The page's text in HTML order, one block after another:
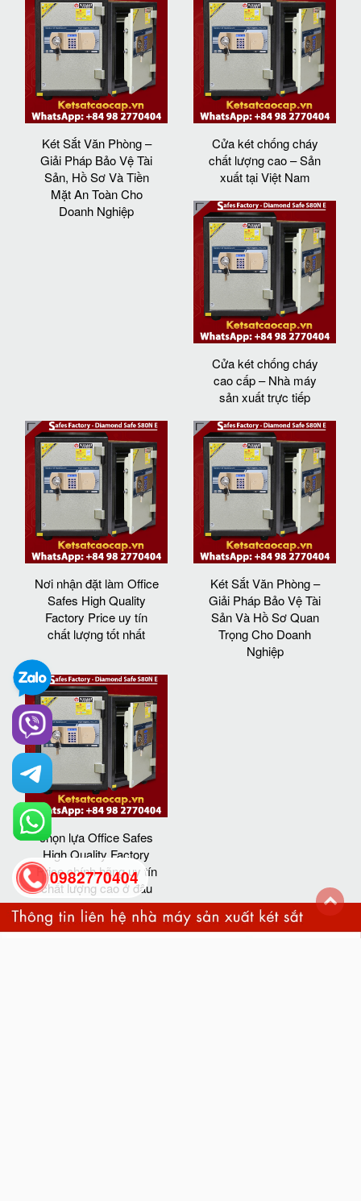
Két Sắt Văn Phòng –
Giải Pháp Bảo Vệ Tài
Sản, Hồ Sơ Và Tiền
Mặt An Toàn Cho
Doanh Nghiệp
Cửa két chống cháy
chất lượng cao – Sản
xuất tại Việt Nam
Cửa két chống cháy
cao cấp – Nhà máy
sản xuất trực tiếp
Nơi nhận đặt làm Office
Safes High Quality
Factory Price uy tín
chất lượng tốt nhất
Két Sắt Văn Phòng –
Giải Pháp Bảo Vệ Tài
Sản Và Hồ Sơ Quan
Trọng Cho Doanh
Nghiệp
chọn lựa Office Safes
High Quality Factory
Price chính hãng uy tín
chất lượng cao ở đâu
0982770404
back